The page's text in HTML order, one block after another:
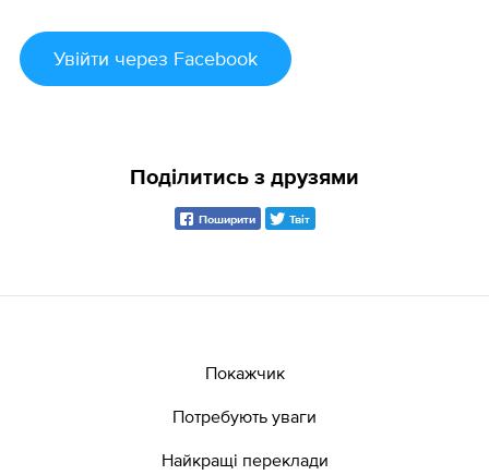
Увійти через Facebook
Поділитись з друзями
Поширити Твіт
Покажчик
Потребують уваги
Найкращі переклади